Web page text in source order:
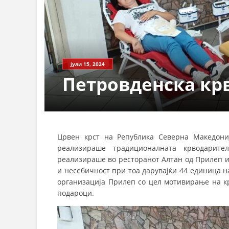
јули 15, 2024
Петровденска
Црвен крст на Република Северна
реализираше традиционалната
реализираше во ресторанот Алтан од Прилеп
и несебичност при тоа дарувајќи 44 единица
организација Прилеп со цел мотивирање на
подароци.